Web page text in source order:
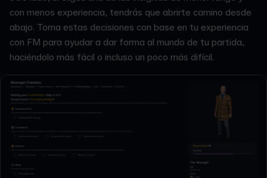
con menos experiencia, tendrás que abrirte camino desde
abajo. Toma estas decisiones con base en tu experiencia
con FM para ayudar a dar forma al mundo de tu partida,
haciéndolo más fácil o incluso un poco más difícil.